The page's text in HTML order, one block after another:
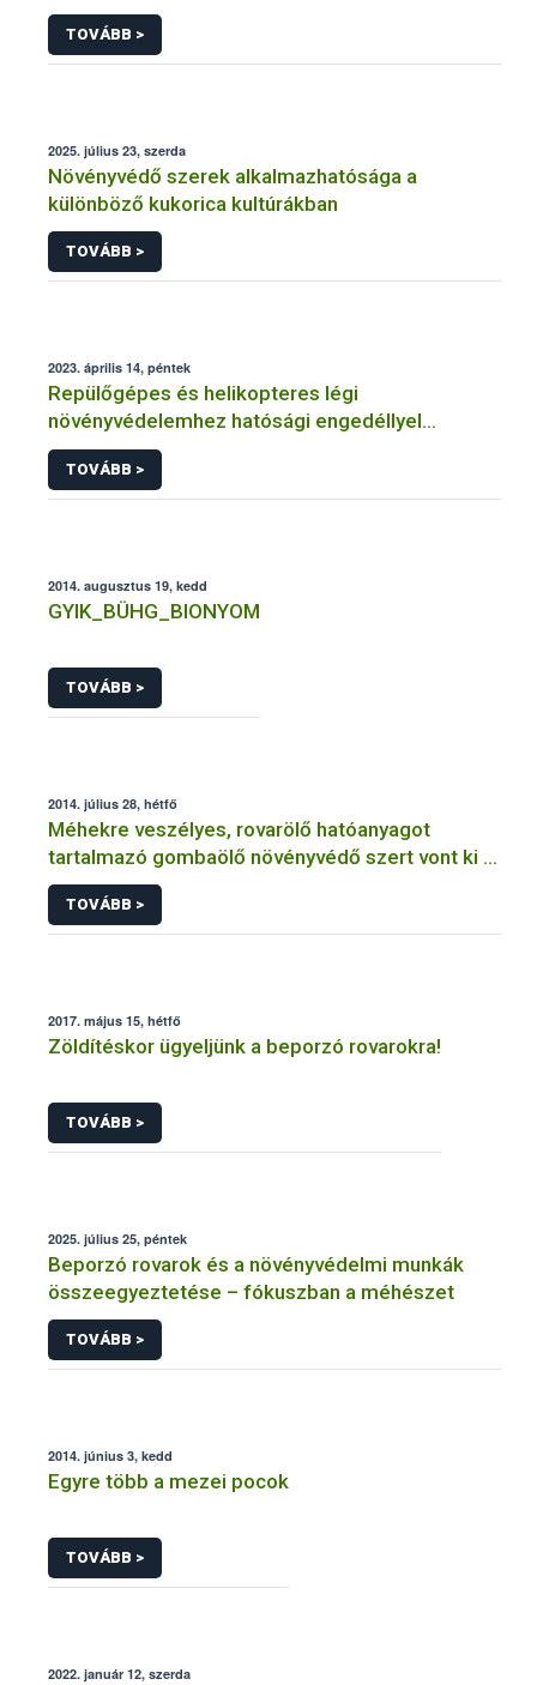
TOVÁBB >
2025. július 23, szerda
Növényvédő szerek alkalmazhatósága a
különböző kukorica kultúrákban
TOVÁBB >
2023. április 14, péntek
Repülőgépes és helikopteres légi
növényvédelemhez hatósági engedéllyel
rendelkező szervezetek
TOVÁBB >
2014. augusztus 19, kedd
GYIK_BÜHG_BIONYOM
TOVÁBB >
2014. július 28, hétfő
Méhekre veszélyes, rovarölő hatóanyagot
tartalmazó gombaölő növényvédő szert vont ki a
forgalomból a NÉBIH
TOVÁBB >
2017. május 15, hétfő
Zöldítéskor ügyeljünk a beporzó rovarokra!
TOVÁBB >
2025. július 25, péntek
Beporzó rovarok és a növényvédelmi munkák
összeegyeztetése – fókuszban a méhészet
TOVÁBB >
2014. június 3, kedd
Egyre több a mezei pocok
TOVÁBB >
2022. január 12, szerda